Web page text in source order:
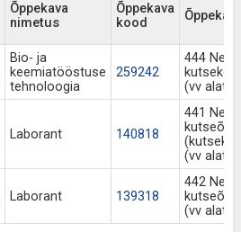
Õppekava
nimetus
Õppekava
kood
Bio- ja
keemiatööstuse
tehnoloogia
259242
444
(vv
Laborant 140818
441
(vv
Laborant 139318
442
(vv